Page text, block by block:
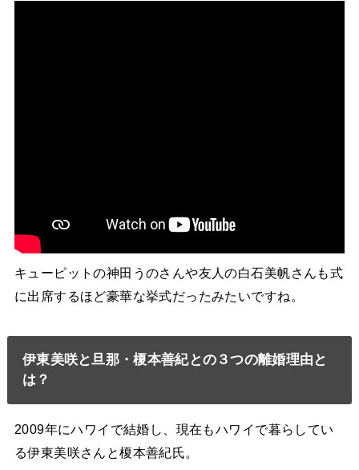
キューピットの神田うのさんや友人の白石美帆さんも式
に出席するほど豪華な挙式だったみたいですね。
伊東美咲と旦那・榎本善紀との３つの離婚理由と
は？
2009年にハワイで結婚し、現在もハワイで暮らしてい
る伊東美咲さんと榎本善紀氏。